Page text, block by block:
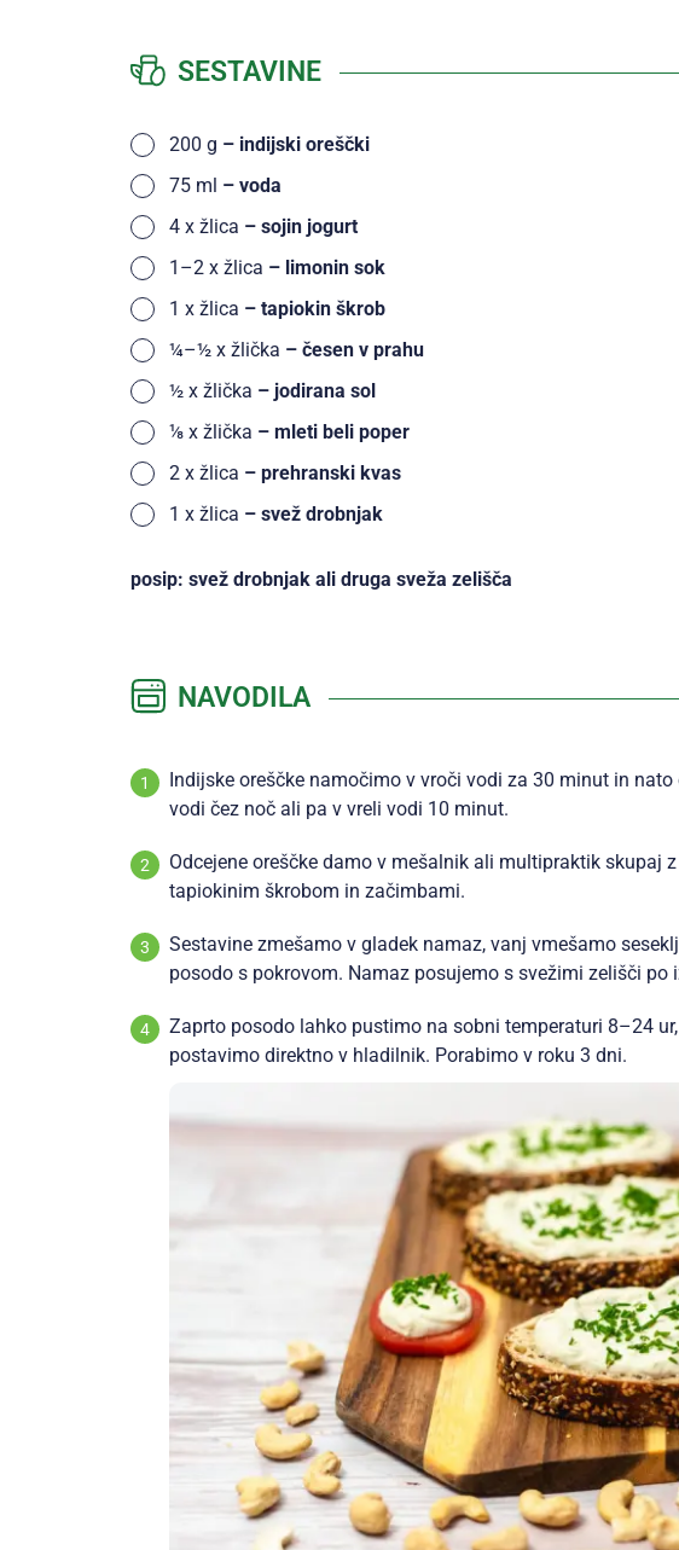
SESTAVINE
200 g – indijski oreščki
75 ml – voda
4x žlica – sojin jogurt
1–2x žlica – limonin sok
1 x žlica – tapiokin škrob
¼–½x žlička – česen v prahu
½x žlička – jodirana sol
⅛x žlička – mleti beli poper
2x žlica – prehranski kvas
1 x žlica – svež drobnjak
posip: svež drobnjak ali druga sveža zelišča
NAVODILA
Indijske oreščke namočimo v vroči vodi za 30 minut in
vodi čez noč ali pa v vreli vodi 10 minut.
Odcejene oreščke damo v mešalnik ali multipraktik skupaj
tapiokinim škrobom in začimbami.
Sestavine zmešamo v gladek namaz, vanj vmešamo
posodo s pokrovom. Namaz posujemo s svežimi zelišči po
Zaprto posodo lahko pustimo na sobni temperaturi 8–24
postavimo direktno v hladilnik. Porabimo v roku 3 dni.